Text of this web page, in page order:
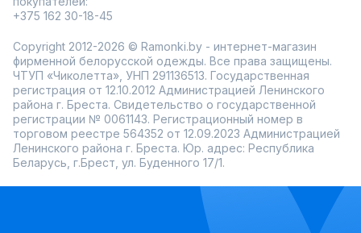
+375 162 30-18-45
Copyright 2012-2026 © Ramonki.by - интернет-магазин
фирменной белорусской одежды. Все права защищены.
ЧТУП «Чиколетта», УНП 291136513. Государственная
регистрация от 12.10.2012 Администрацией Ленинского
района г. Бреста. Свидетельство о государственной
регистрации № 0061143. Регистрационный номер в
торговом реестре 564352 от 12.09.2023 Администрацией
Ленинского района г. Бреста. Юр. адрес: Республика
Беларусь, г.Брест, ул. Буденного 17/1.